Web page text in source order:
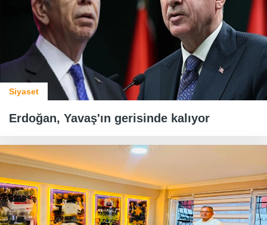
Siyaset
Erdoğan, Yavaş'ın gerisinde kalıyor